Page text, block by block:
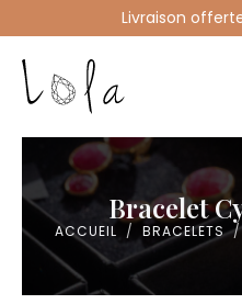
Livraison
Bracelet
ACCUEIL BRACELETS